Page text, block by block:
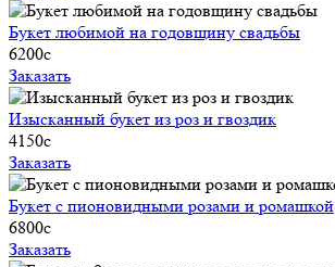
Букет любимой на годовщину свадьбы
6200c
Заказать
Изысканный букет из роз и гвоздик
4150c
Заказать
Букет с пионовидными розами и ромашкой
6800c
Заказать